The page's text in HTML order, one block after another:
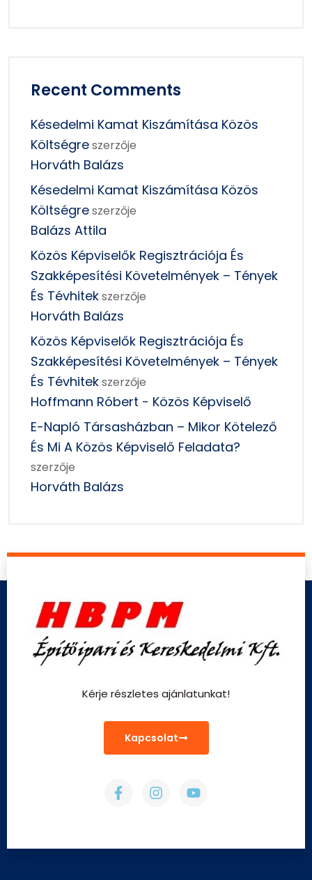
Recent Comments
Késedelmi Kamat Kiszámítása Közös
Költségreszerzője
Horváth Balázs
Késedelmi Kamat Kiszámítása Közös
Költségreszerzője
Balázs Attila
Közös Képviselők Regisztrációja És
Szakképesítési Követelmények – Tények
És Tévhitekszerzője
Horváth Balázs
Közös Képviselők Regisztrációja És
Szakképesítési Követelmények – Tények
És Tévhitekszerzője
Hoffmann Róbert - Közös Képviselő
E-Napló Társasházban – Mikor Kötelező
És Mi A Közös Képviselő Feladata?
szerzője
Horváth Balázs
Kérje részletes ajánlatunkat!
Kapcsolat